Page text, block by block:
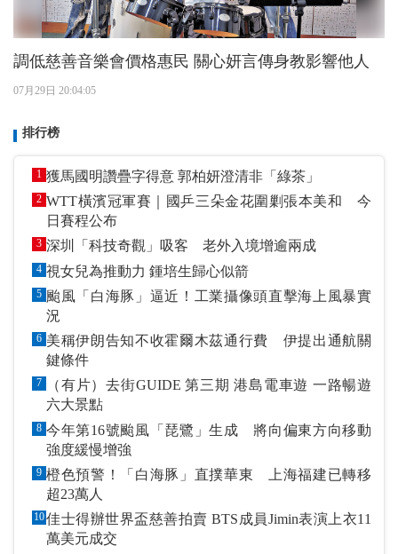
調低慈善音樂會價格惠民 關心妍言傳身教影響他人
07月29日 20:04:05
排行榜
1 獲馬國明讚疊字得意 郭柏妍澄清非「綠茶」
2 WTT橫濱冠軍賽｜國乒三朵金花圍剿張本美和 今
日賽程公布
3 深圳「科技奇觀」吸客 老外入境增逾兩成
4 視女兒為推動力 鍾培生歸心似箭
5 颱風「白海豚」逼近！工業攝像頭直擊海上風暴實
況
6 美稱伊朗告知不收霍爾木茲通行費 伊提出通航關
鍵條件
7
（有片）去街GUIDE 第三期 港島電車遊 一路暢遊
六大景點
8 今年第16號颱風「琵鷺」生成 將向偏東方向移動
強度緩慢增強
9 橙色預警！「白海豚」直撲華東 上海福建已轉移
超23萬人
10佳士得辦世界盃慈善拍賣 BTS成員Jimin表演上衣11
萬美元成交